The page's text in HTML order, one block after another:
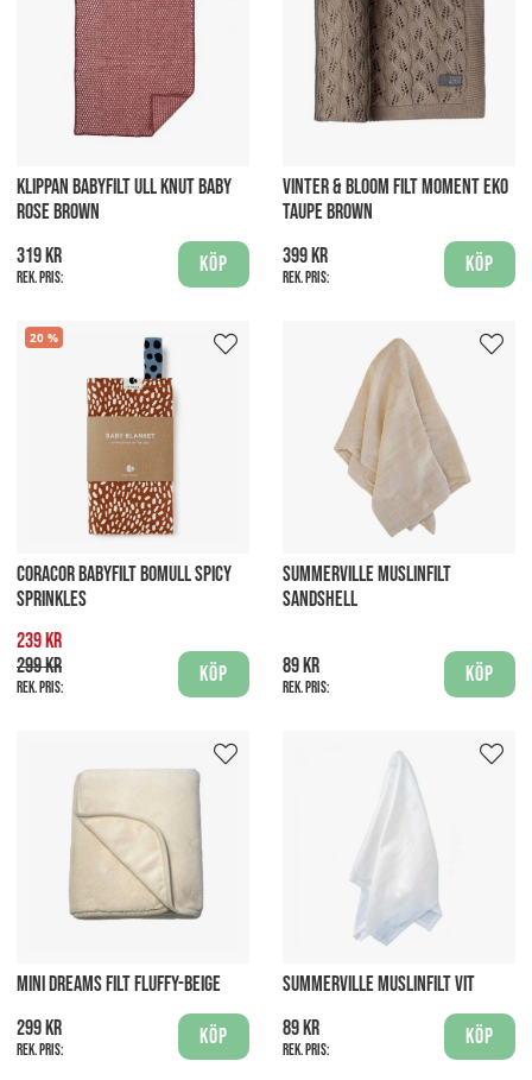
KLIPPAN BABYFILT ULL KNUT BABY
ROSE BROWN
319 kr
Rek. pris:
Köp
VINTER & BLOOM FILT MOMENT EKO
TAUPE BROWN
399 kr
Rek. pris:
Köp
20
CORACOR BABYFILT BOMULL SPICY
SPRINKLES
239 kr
299 kr
Rek. pris:
Köp
SUMMERVILLE MUSLINFILT
SANDSHELL
89 kr
Rek. pris:
Köp
MINI DREAMS FILT FLUFFY-BEIGE
299 kr
Rek. pris:
Köp
SUMMERVILLE MUSLINFILT VIT
89 kr
Rek. pris:
Köp